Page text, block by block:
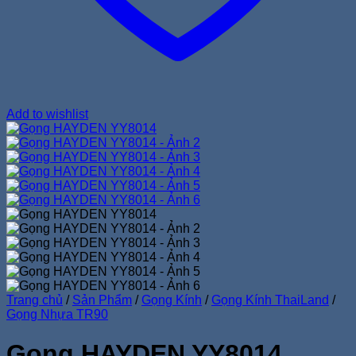
Add to wishlist
Trang chủ / Sản Phẩm / Gọng Kính / Gọng Kính ThaiLand /
Gọng Nhựa TR90